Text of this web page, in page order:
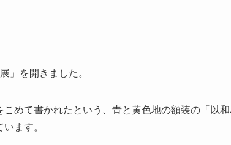
」を開きました。
めて書かれたという、青と黄色地の額装の「以
ます。